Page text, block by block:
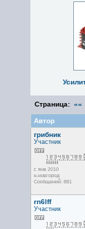
Страница: ««
Автор
грибник
Участник
с янв 2010
н.новгород
Сообщений: 881
rn6lff
Участник